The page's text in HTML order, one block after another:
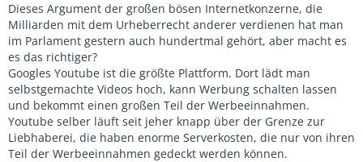
Dieses Argument der großen bösen Internetkonzerne, die
Milliarden mit dem Urheberrecht anderer verdienen hat man
im Parlament gestern auch hundertmal gehört, aber macht es
es das richtiger?
Googles Youtube ist die größte Plattform. Dort lädt man
selbstgemachte Videos hoch, kann Werbung schalten lassen
und bekommt einen großen Teil der Werbeeinnahmen.
Youtube selber läuft seit jeher knapp über der Grenze zur
Liebhaberei, die haben enorme Serverkosten, die nur von ihren
Teil der Werbeeinnahmen gedeckt werden können.